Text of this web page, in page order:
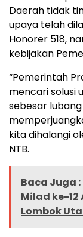
Daerah tidak
upaya telah
Honorer 518,
kebijakan
“Pemerintah
mencari solusi
sebesar
kita dihalangi
NTB.
Baca Juga :
Milad ke-12
Lombok